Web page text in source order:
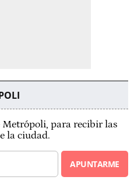
para recibir las
la ciudad.
APUNTARME